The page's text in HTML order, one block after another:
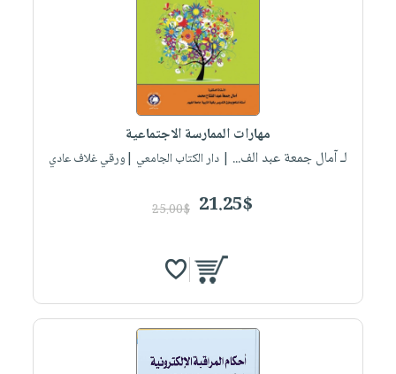
مهارات الممارسة الاجتماعية
لـ آمال جمعة عبد الف... | دار الكتاب الجامعي |ورقي غلاف عادي
21.25$
25.00$